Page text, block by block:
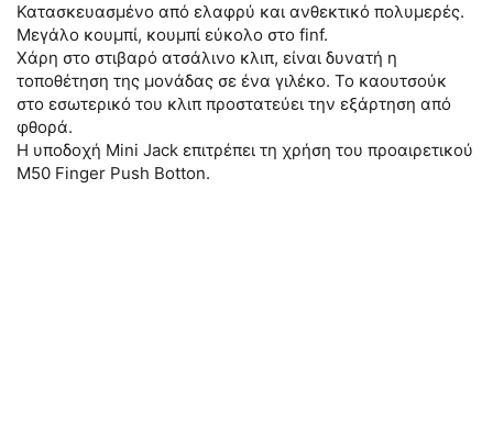
Κατασκευασμένο από ελαφρύ και ανθεκτικό πολυμερές.
Μεγάλο κουμπί, κουμπί εύκολο στο finf.
Χάρη στο στιβαρό ατσάλινο κλιπ, είναι δυνατή η
τοποθέτηση της μονάδας σε ένα γιλέκο. Το καουτσούκ
στο εσωτερικό του κλιπ προστατεύει την εξάρτηση από
φθορά.
Η υποδοχή Mini Jack επιτρέπει τη χρήση του προαιρετικού
M50 Finger Push Botton.